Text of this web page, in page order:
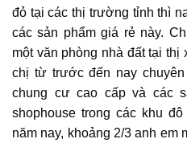
đỏ tại các thị trường tỉnh thì
các sản phẩm giá rẻ này.
một văn phòng nhà đất tại
chị từ trước đến nay
chung cư cao cấp và các
shophouse trong các khu
năm nay, khoảng 2/3 anh em